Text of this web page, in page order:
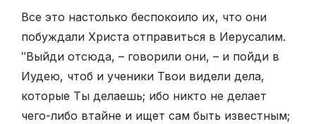
Все это настолько беспокоило их, что они
побуждали Христа отпра­виться в Иерусалим.
″Выйди отсюда, – говорили они, – и пойди в
Иудею, чтоб и ученики Твои видели дела,
которые Ты делаешь; ибо никто не делает
чего-либо втайне и ищет сам быть известным;